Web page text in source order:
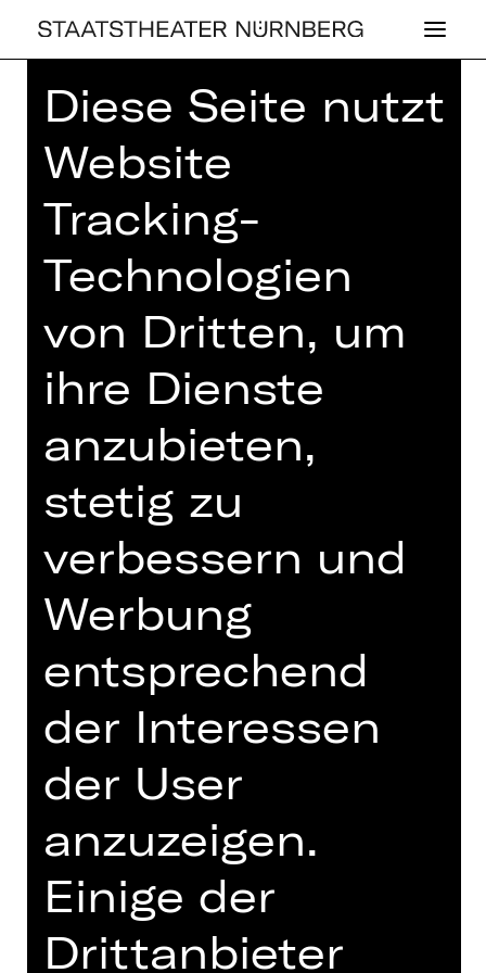
Home>Spielplan 26/27> Die
SCHAUSPIEL
DIE ER­FIN­DUNG
DER SCHUHE
Sportkomödie von Philipp Löhle
Regie: Philipp Löhle
19.30 Uhr
Schauspielhaus
Abo B SH
Tickets
Termine und Besetzung
Uraufführung des Auftragswerks
Es waren einmal zwei Brüder, ein
jüngerer und ein älterer – und es trug
Diese Seite nutzt
Website
Tracking-
Technologien
von Dritten, um
ihre Dienste
anzubieten,
stetig zu
verbessern und
Werbung
entsprechend
der Interessen
der User
anzuzeigen.
Einige der
Drittanbieter